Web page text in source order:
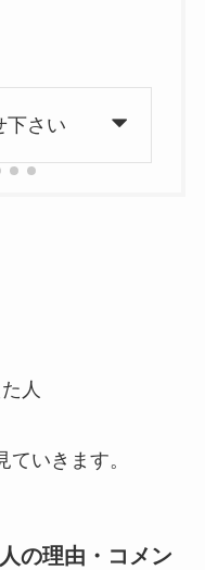
下さい
人
いきます。
の理由・コメン